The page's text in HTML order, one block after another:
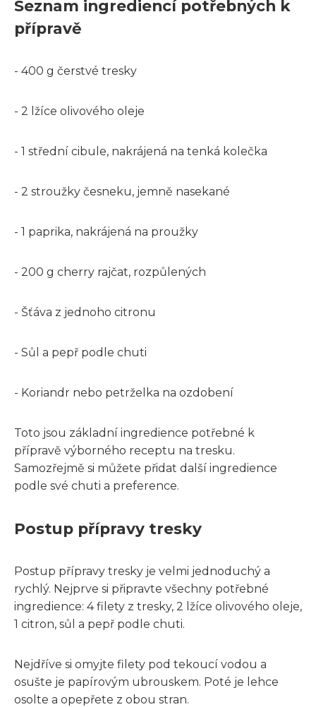
Seznam ingrediencí potřebných k
přípravě
- 400 g čerstvé tresky
- 2 lžíce olivového oleje
- 1 střední cibule, nakrájená na tenká kolečka
- 2 stroužky česneku, jemně nasekané
- 1 paprika, nakrájená na proužky
- 200 g cherry rajčat, rozpůlených
- Šťáva z jednoho citronu
- Sůl a pepř podle chuti
- Koriandr nebo petrželka na ozdobení
Toto jsou základní ingredience potřebné k
přípravě výborného receptu na tresku.
Samozřejmě si můžete přidat další ingredience
podle své chuti a preference.
Postup přípravy tresky
Postup přípravy tresky je velmi jednoduchý a
rychlý. Nejprve si připravte všechny potřebné
ingredience: 4 filety z tresky, 2 lžíce olivového oleje,
1 citron, sůl a pepř podle chuti.
Nejdříve si omyjte filety pod tekoucí vodou a
osušte je papírovým ubrouskem. Poté je lehce
osolte a opepřete z obou stran.